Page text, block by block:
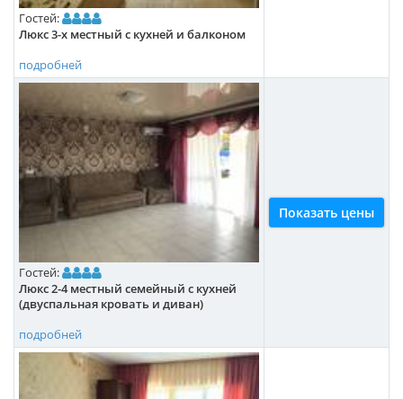
Гостей:
Люкс 3-х местный с кухней и балконом
подробней
Гостей:
Люкс 2-4 местный семейный с кухней
(двуспальная кровать и диван)
подробней
Показать цены